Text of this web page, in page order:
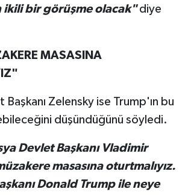
ikili bir görüşme olacak"diye
MASASINA
Başkanı Zelensky ise Trump'ın bu
düşündüğünü söyledi.
Devlet Başkanı Vladimir
masasına oturtmalıyız.
Donald Trump ile neye